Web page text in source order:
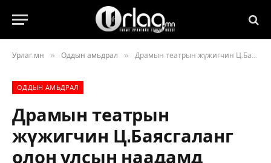
Урлаг.мн » Оддын амьдрал » Драмын театрын жүжигчин Ц.Баясгаланг олон улсын наадамд урьжээ
ОДДЫН АМЬДРАЛ
Драмын театрын
жүжигчин Ц.Баясгаланг
олон улсын наадамд